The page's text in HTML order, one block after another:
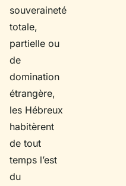
souveraineté
totale,
partielle ou
de
domination
étrangère,
les Hébreux
habitèrent
de tout
temps l’est
du